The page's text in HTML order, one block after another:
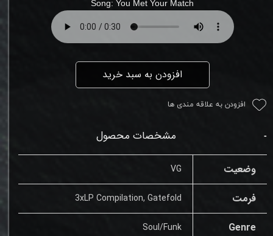
Song: You Met Your Match
افزودن به سبد خرید
افزودن به علاقه مندی ها
مشخصات محصول
وضعیت VG
فرمت 3xLP Compilation, Gatefold
Genre
Soul/Funk